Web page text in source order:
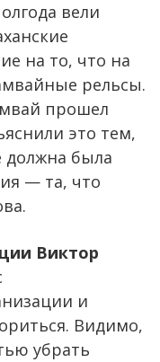
вели
на то, что на
рельсы.
прошел
это тем,
должна была
— та, что
Виктор
и
Видимо,
убрать